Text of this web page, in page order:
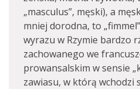
„masculus”, męski), a
mniej dorodna, to „fimmel”
wyrazu w Rzymie bardzo
zachowanego we
prowansalskim w sensie
zawiasu, w którą wchodzi